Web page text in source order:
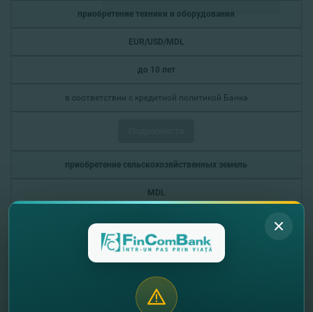
приобретение техники и оборудования
EUR/USD/MDL
до 10 лет
в соответствии с кредитной политикой Банка
приобретение сельскохозяйственных земель
MDL
в соответствии с кредитной политикой Банка
Подробности